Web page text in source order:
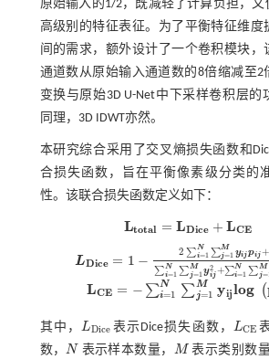
原始输入的1/2，既减轻了计算负担，
高级别的特征表征。为了平衡特征维度
间的需求，额外设计了一个卷积模块，
通道数从原始输入通道数的8倍缩减至2
变换与原始3D U-Net中下采样卷积层的
同理，3D IDWT亦然。
本研究综合采用了交叉熵损失函数和
合损失函数，旨在平衡像素级分类的
性。该联合损失函数定义如下：
Ltotal = LDice + LCE
Ltotal= LD ice+LCE
LDice = 1 −
2 ∑N
i=1 ∑M
j=1 yijpij+
∑N
i=1 ∑M
j=1 y2
ij+∑N
i=1 ∑M
j=
LDice= 1-2 ∑i =1 N∑j=1Myijpij+ϵ∑i=1N∑
LCE = − ∑N
i=1 ∑M
j=1 yijlog (
LCE=- ∑i= 1N ∑ j=1M y jlog pij
其中，LDice
LDice 表示Dice损失函数， LCE
LCE
数，N
N 表示样本数量， M
M 表示类别数